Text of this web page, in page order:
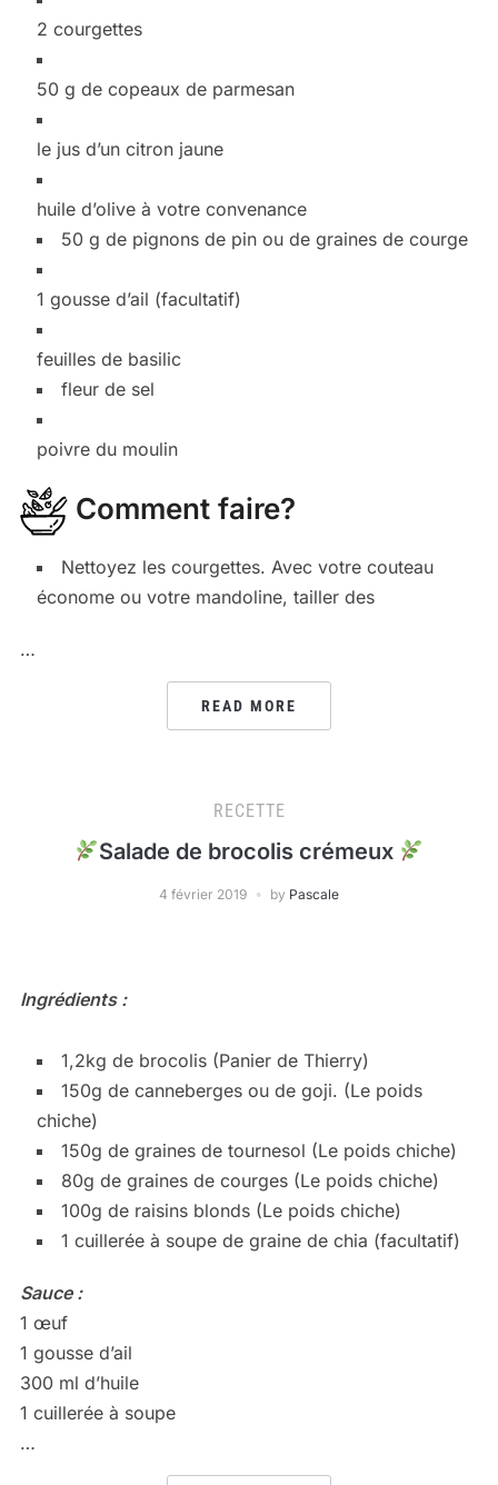
2 courgettes
50 g de copeaux de parmesan
le jus d’un citronjaune
huile d’olive à votre convenance
50 g de pignons de pin ou de graines de courge
1 gousse d’ail (facultatif)
feuilles de basilic
fleur de sel
poivredu moulin
Comment faire?
Nettoyez les courgettes. Avec votre couteau
économe ou votre mandoline, tailler des
…
READ MORE
RECETTE
Salade de brocolis crémeux
4 février 2019 by Pascale
Ingrédients :
1,2kg de brocolis (Panier de Thierry)
150g de canneberges ou de goji. (Le poids
chiche)
150g de graines de tournesol (Le poids chiche)
80g de graines de courges (Le poids chiche)
100g de raisins blonds (Le poids chiche)
1 cuillerée à soupe de graine de chia (facultatif)
Sauce :
1 œuf
1 gousse d’ail
300 ml d’huile
1 cuillerée à soupe
…